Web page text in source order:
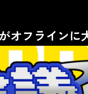
オフラインに